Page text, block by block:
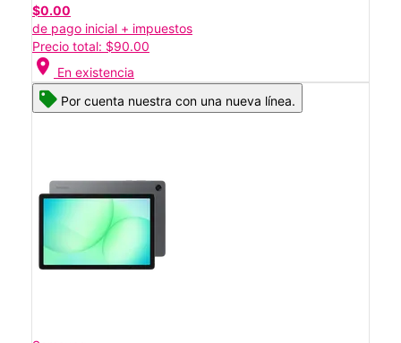
$0.00
de pago inicial + impuestos
Precio total: $90.00
location_on En existencia
Por cuenta nuestra con una nueva línea.